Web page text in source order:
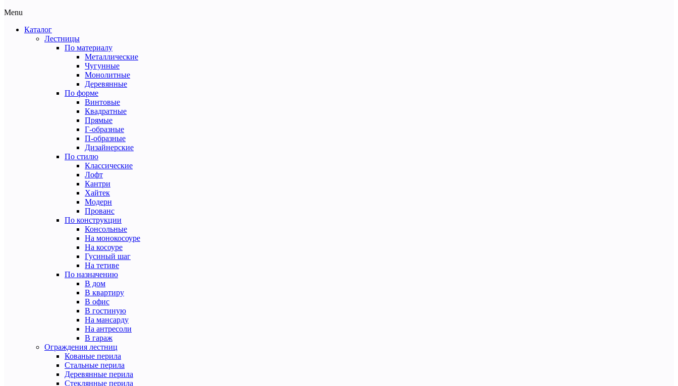
Menu
Каталог
Лестницы
По материалу
Металлические
Чугунные
Монолитные
Деревянные
По форме
Винтовые
Квадратные
Прямые
Г-образные
П-образные
Дизайнерские
По стилю
Классические
Лофт
Кантри
Хайтек
Модерн
Прованс
По конструкции
Консольные
На монокосоуре
На косоуре
Гусиный шаг
На тетиве
По назначению
В дом
В квартиру
В офис
В гостиную
На мансарду
На антресоли
В гараж
Ограждения лестниц
Кованые перила
Стальные перила
Деревянные перила
Стеклянные перила